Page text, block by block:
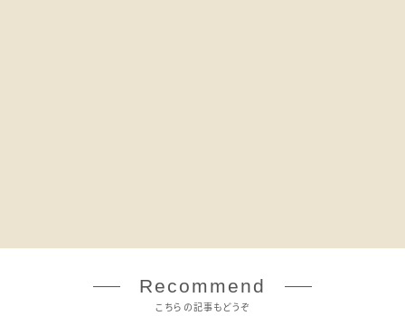
Recommend
こちらの記事もどうぞ